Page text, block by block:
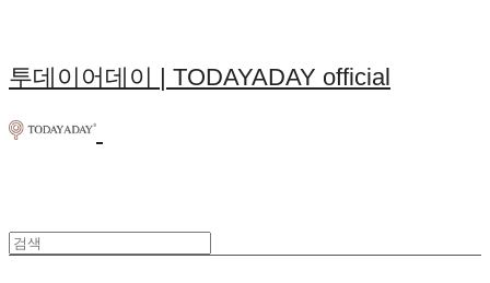
투데이어데이 | TODAYADAY official